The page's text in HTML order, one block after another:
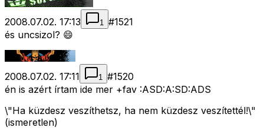
2008.07.02. 17:13 1 #1521
és uncsizol? 😄
2008.07.02. 17:11 1 #1520
én is azért írtam ide mer +fav :ASD:A:SD:ADS
\"Ha küzdesz veszíthetsz, ha nem küzdesz veszítettél!\"
(ismeretlen)